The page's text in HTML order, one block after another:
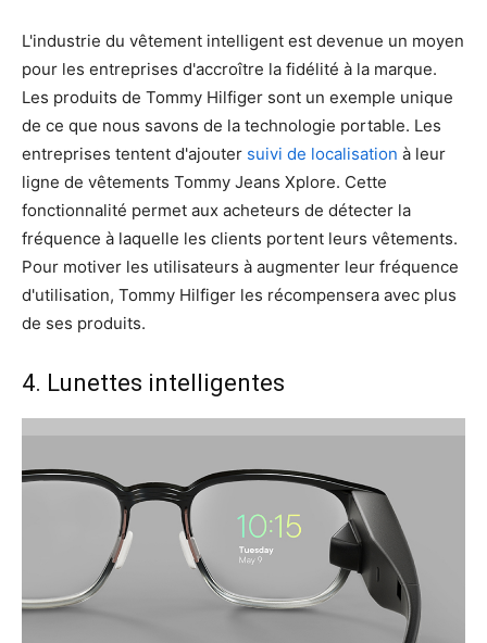
L'industrie du vêtement intelligent est devenue un moyen
pour les entreprises d'accroître la fidélité à la marque.
Les produits de Tommy Hilfiger sont un exemple unique
de ce que nous savons de la technologie portable. Les
entreprises tentent d'ajouter suivi de localisation à leur
ligne de vêtements Tommy Jeans Xplore. Cette
fonctionnalité permet aux acheteurs de détecter la
fréquence à laquelle les clients portent leurs vêtements.
Pour motiver les utilisateurs à augmenter leur fréquence
d'utilisation, Tommy Hilfiger les récompensera avec plus
de ses produits.
4. Lunettes intelligentes